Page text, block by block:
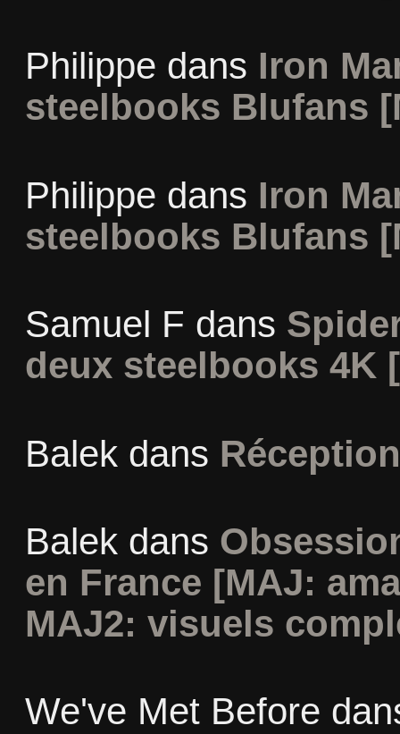
Philippe dans Iron
steelbooks Blufans
Philippe dans Iron
steelbooks Blufans
Samuel F dans
deux steelbooks 4K
Balekdans
Balekdans
en France [MAJ:
MAJ2: visuels
We've Met Before